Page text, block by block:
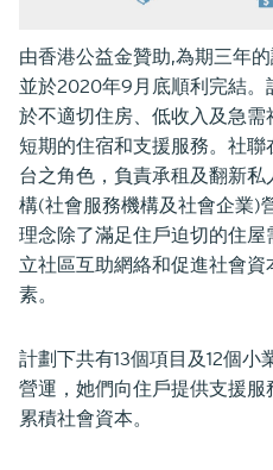
由香港公益金贊助,為期三年
並於2020年9月底順利完結
於不適切住房、低收入及急
短期的住宿和支援服務。社
台之角色，負責承租及翻新
構(社會服務機構及社會企業)
理念除了滿足住戶迫切的住
立社區互助網絡和促進社會
素。
計劃下共有13個項目及12個
營運，她們向住戶提供支援
累積社會資本。